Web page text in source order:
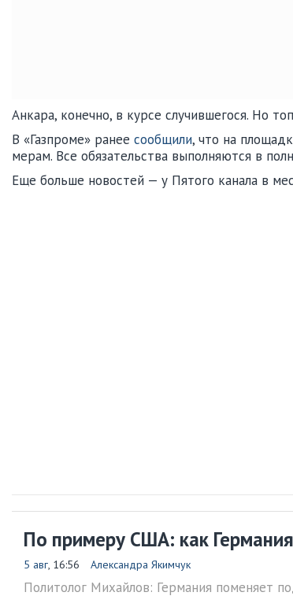
Анкара, конечно, в курсе случившегося. Но
В «Газпроме» ранее сообщили, что на
мерам. Все обязательства выполняются в
Еще больше новостей — у Пятого канала в